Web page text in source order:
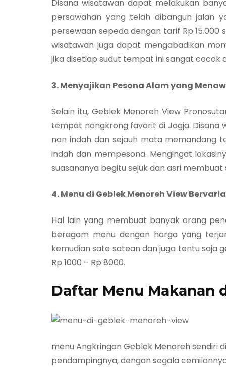
Disana wisatawan dapat melakukan
persawahan yang telah dibangun jalan
persewaan sepeda dengan tarif Rp
wisatawan juga dapat mengabadikan
jika disetiap sudut tempat ini sangat cocok
3. Menyajikan Pesona Alam yang
Selain itu, Geblek Menoreh View
tempat nongkrong favorit di Jogja. Disana
nan indah dan sejauh mata memandang
indah dan mempesona. Mengingat
suasananya begitu sejuk dan asri
4. Menu di Geblek Menoreh View
Hal lain yang membuat banyak orang
beragam menu dengan harga yang
kemudian sate satean dan juga tentu saja
Rp 1000 – Rp 8000.
Daftar Menu Makanan
menu Angkringan Geblek Menoreh sendiri
pendampingnya, dengan segala